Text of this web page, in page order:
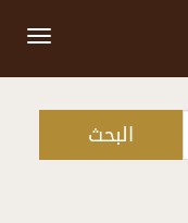
البحث